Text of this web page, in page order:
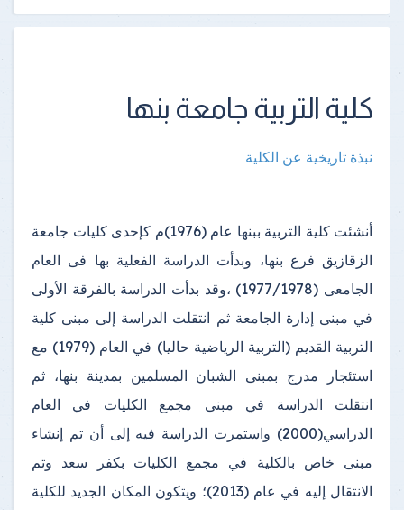
كلية التربية جامعة بنها
نبذة تاريخية عن الكلية
أنشئت كلية التربية ببنها عام (1976)م كإحدى كليات جامعة
الزقازيق فرع بنها، وبدأت الدراسة الفعلية بها فى العام
الجامعى (1977/1978) ،وقد بدأت الدراسة بالفرقة الأولى
في مبنى إدارة الجامعة ثم انتقلت الدراسة إلى مبنى كلية
التربية القديم (التربية الرياضية حاليا) في العام (1979) مع
استئجار مدرج بمبنى الشبان المسلمين بمدينة بنها، ثم
انتقلت الدراسة في مبنى مجمع الكليات في العام
الدراسي(2000) واستمرت الدراسة فيه إلى أن تم إنشاء
مبنى خاص بالكلية في مجمع الكليات بكفر سعد وتم
الانتقال إليه في عام (2013)؛ ويتكون المكان الجديد للكلية